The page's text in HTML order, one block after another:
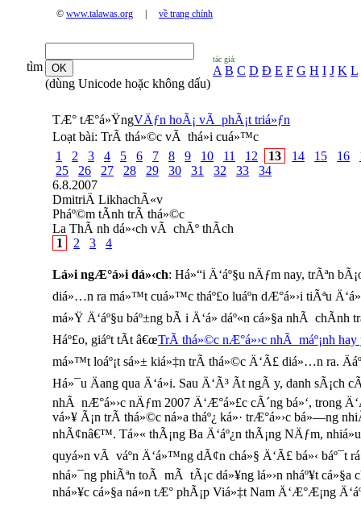
© www.talawas.org về trang chính
tìm
(dùng Unicode hoặc không dấu)
tác giả:
A B C D Đ E F G H I J K L
TÆ° tÆ°á»ŸngVÄƒn hoÃ¡ vÃ phÃ¡t triá»ƒn
Loạt bài: TrÃ­ thá»©c vÃ thá»i cuá»™c
1
2 3 4 5 6 7 8 9 10 11 12 13 14 15 16
25
26 27 28 29 30 31 32 33
34
6.8.2007
DmitriÄ­ LikhachÃ«v
Pháº©m tÃ­nh trÃ­ thá»©c
La ThÃ nh dá»‹ch vÃ chÃº thÃ­ch
1
2 3 4
Lá»i ngÆ°á»i dá»‹ch: Há»“i Ä‘áº§u nÄƒm nay, trÃªn
diá»…n ra má»™t cuá»™c tháº£o luáº­n dÆ°á»›i tiÃªu
má»Ÿ Ä‘áº§u báº±ng bÃ i Ä‘á» dáº«n cá»§a nhÃ chÃ­nh
Háº£o, giáº­t tÃ­t â€œTrÃ­ thá»©c nÆ°á»›c nhÃ máº¡nh hay
má»™t loáº¡t sá»± kiá»‡n trÃ­ thá»©c Ä‘Ã£ diá»…n ra.
Há»¯u Äang qua Ä‘á»i. Sau Ä‘Ã³ Ã­t ngÃ y, danh sÃ¡ch
nhÃ nÆ°á»›c nÄƒm 2007 Ä‘Æ°á»£c cÃ´ng bá»‘, trong
vá»¥ Ã¡n trÃ­ thá»©c ná»­a tháº¿ ká»· trÆ°á»›c bá»—ng
nhÃ¢nâ€™. Tá»« thÃ¡ng Ba Ä‘áº¿n thÃ¡ng NÄƒm,
quyá»n vÃ váº­n Ä‘á»™ng dÃ¢n chá»§ Ä‘Ã£ bá»‹ báº¯t
nhá»¯ng phiÃªn toÃ mÃ tÃ¡c dá»¥ng lá»›n nháº¥t
nhá»¥c cá»§a ná»n tÆ° phÃ¡p Viá»‡t Nam Ä‘Æ°Æ¡ng